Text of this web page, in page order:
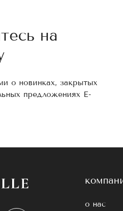
на
о новинках, закрытых
предложениях E-
о нас